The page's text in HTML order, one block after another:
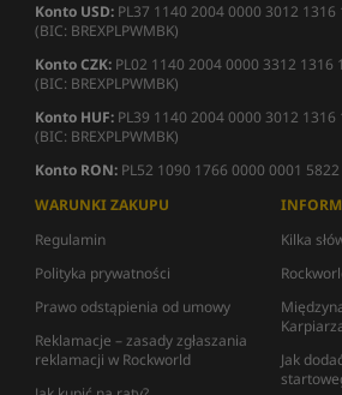
Konto USD: PL37 1140 2004 0000 3012 1316
(BIC: BREXPLPWMBK)
Konto CZK: PL02 1140 2004 0000 3312 1316
(BIC: BREXPLPWMBK)
Konto HUF: PL39 1140 2004 0000 3012 1316
(BIC: BREXPLPWMBK)
Konto RON: PL52 1090 1766 0000 0001 5822
WARUNKI ZAKUPU
Regulamin
Polityka prywatności
Prawo odstąpienia od umowy
Reklamacje – zasady zgłaszania
reklamacji w Rockworld
Kilka
Jak